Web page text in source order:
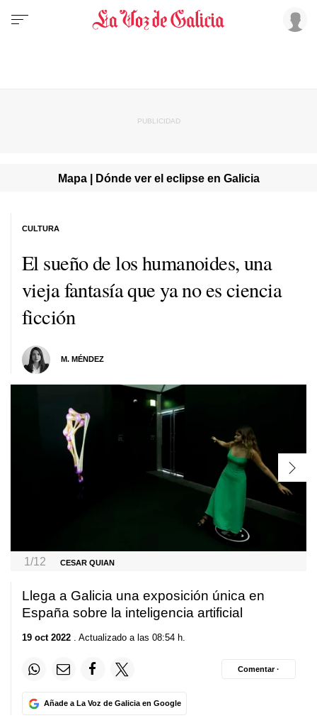
Mapa | Dónde ver el eclipse en Galicia
El sueño de los humanoides, una
vieja fantasía que ya no es ciencia
ficción
M. MÉNDEZ
CULTURA
1/12 CESAR QUIAN
Llega a Galicia una exposición única en
España sobre la inteligencia artificial
19 oct 2022 . Actualizado a las 08:54 h.
Añade a La Voz de Galicia en Google
Comentar ·